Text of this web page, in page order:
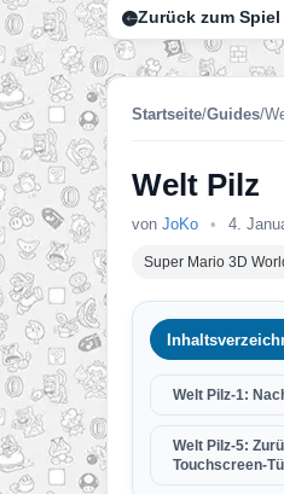
Zurück zum Spiel
Startseite/Guides/
Welt Pilz
von JoKo • 4.
Super Mario 3D
Welt Pilz-1:
Welt Pilz-5:
Touchscreen-